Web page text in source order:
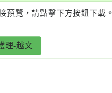
預覽，請點擊下方按鈕下載。
理-越文